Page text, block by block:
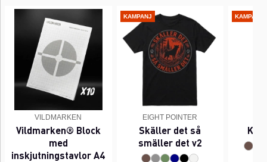
VILDMARKEN
Vildmarken® Block
med
inskjutningstavlor A4
KAMPANJ
EIGHT POINTER
Skäller det så
smäller det v2
KAMPANJ